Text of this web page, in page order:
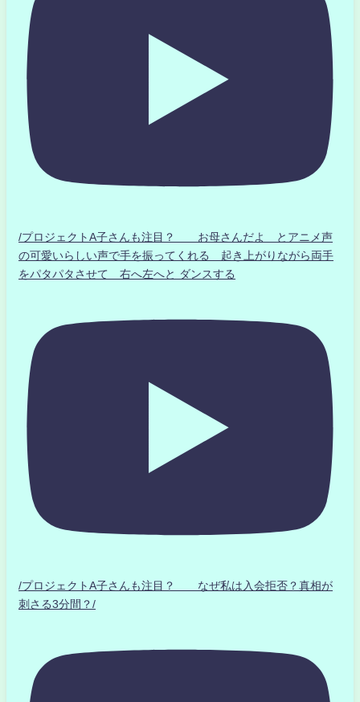
/プロジェクトA子さんも注目？ お母さんだよ とアニメ声
の可愛いらしい声で手を振ってくれる 起き上がりながら両手
をパタパタさせて 右へ左へと ダンスする
/プロジェクトA子さんも注目？ なぜ私は入会拒否？真相が
刺さる3分間？/